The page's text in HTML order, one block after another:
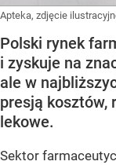
Apteka, zdjęcie
Polski rynek
i zyskuje na
ale w
presją kosztów,
lekowe.
Sektor